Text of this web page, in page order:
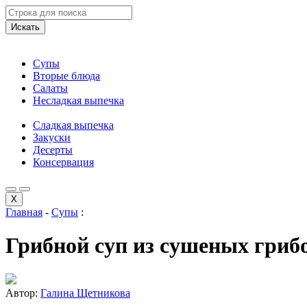
Искать
Супы
Вторые блюда
Салаты
Несладкая выпечка
Сладкая выпечка
Закуски
Десерты
Консервация
X
Главная - Супы :
Грибной суп из сушеных
Автор: Галина Щетникова